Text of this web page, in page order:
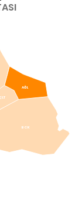
AĞL
ÇLT
BCK